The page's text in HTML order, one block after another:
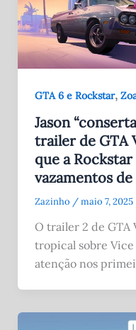
GTA 6 e Rockstar,
Jason
trailer de GTA
que a
vazamentos de
Zazinho /maio 7, 2025
O trailer 2 de GTA
tropical sobre
atenção nos